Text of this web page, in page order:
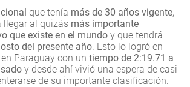
que tenía más de 30 años vigente,
llegar al quizás más importante
que existe en el mundo y que tendrá
del presente año. Esto lo logró en
Paraguay con un tiempo de 2:19.71 a
y desde ahí vivió una espera de casi
de su importante clasificación.